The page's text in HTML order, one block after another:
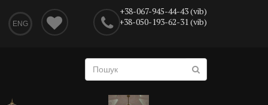
ENG
+38-067-945-44-43 (vib)
+38-050-193-62-31 (vib)